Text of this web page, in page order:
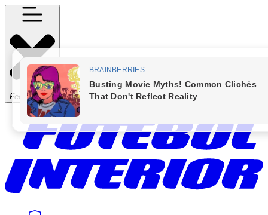
Fechar Menu